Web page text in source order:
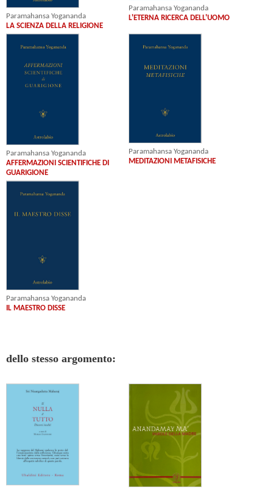
Paramahansa Yogananda
LA SCIENZA DELLA RELIGIONE
Paramahansa Yogananda
L'ETERNA RICERCA DELL'UOMO
Paramahansa Yogananda
AFFERMAZIONI SCIENTIFICHE DI
GUARIGIONE
Paramahansa Yogananda
MEDITAZIONI METAFISICHE
Paramahansa Yogananda
IL MAESTRO DISSE
dello stesso argomento: